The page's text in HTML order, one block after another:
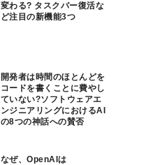
変わる? タスクバー復活な
ど注目の新機能3つ
開発者は時間のほとんどを
コードを書くことに費やし
ていない?ソフトウェアエ
ンジニアリングにおけるAI
の8つの神話への賛否
なぜ、OpenAIは